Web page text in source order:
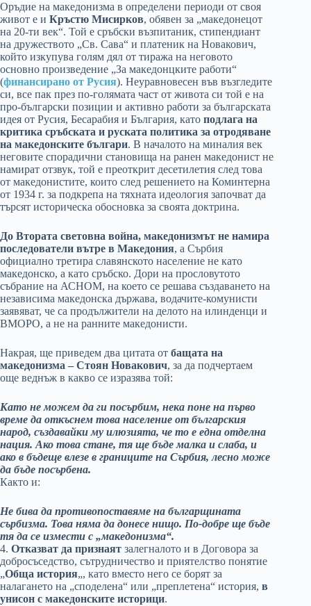
Оръдие на македонизма в определени периоди от своя
живот е и Кръстю Мисирков, обявен за „македонецот
на 20-ти век“. Той е сръбски възпитаник, стипендиант
на дружеството „Св. Сава“ и платеник на Новакович,
който изкупува голям дял от тиража на неговото
основно произведение „За македонцките работи“
(финансирано от Русия). Неуравновесен във възгледите
си, все пак през по-голямата част от живота си той е на
про-български позиции и активно работи за българската
идея от Русия, Бесарабия и България, като подлага на
критика сръбската и руската политика за отродяване
на македонските българи. В началото на миналия век
неговите спорадични становища на ранен македонист не
намират отзвук, той е преоткрит десетилетия след това
от македонистите, които след решението на Коминтерна
от 1934 г. за подкрепа на тяхната идеология започват да
търсят историческа обосновка за своята доктрина.
До Втората световна война, македонизмът не намира
последователи вътре в Македония, а Сърбия
официално третира славянското население не като
македонско, а като сръбско. Дори на прословутото
събрание на АСНОМ, на което се решава създаването на
независима македонска държава, водачите-комунисти
заявяват, че са продължители на делото на илинденци и
ВМОРО, а не на ранните македонисти.
Накрая, ще приведем два цитата от бащата на
македонизма – Стоян Новакович, за да подчертаем
още веднъж в какво се изразява той:
Като не можем да ги посърбим, нека поне на първо
време да откъснем това население от българския
народ, създавайки му илюзията, че то е една отделна
нация. Ако това стане, тя ще бъде малка и слаба, и
ако в бъдеще влезе в границите на Сърбия, лесно може
да бъде посърбена.
Както и:
Не бива да противопоставяме на българщината
сърбизма. Това няма да донесе нищо. По-добре ще бъде
тя да се измести с „македонизма“.
4. Отказват да признаят залегналото и в Договора за
добросъседство, сътрудничество и приятелство понятие
„Обща история„, като вместо него се борят за
налагането на „споделена“ или „преплетена“ история, в
унисон с македонските историци.